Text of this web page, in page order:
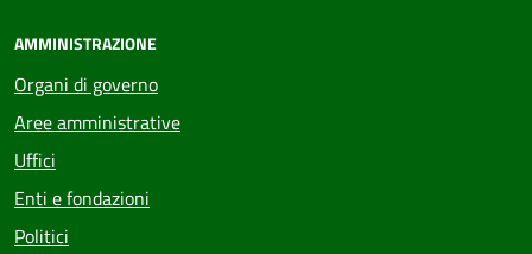
AMMINISTRAZIONE
Organi di governo
Aree amministrative
Uffici
Enti e fondazioni
Politici